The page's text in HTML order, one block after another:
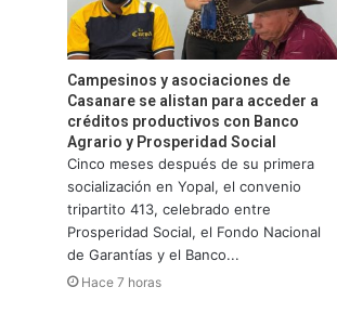
Campesinos y asociaciones de
Casanare se alistan para acceder a
créditos productivos con Banco
Agrario y Prosperidad Social
Cinco meses después de su primera
socialización en Yopal, el convenio
tripartito 413, celebrado entre
Prosperidad Social, el Fondo Nacional
de Garantías y el Banco...
Hace 7 horas